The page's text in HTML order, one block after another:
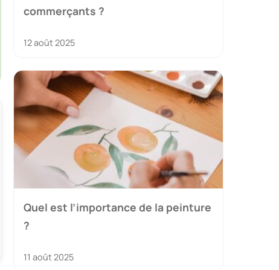
commerçants ?
12 août 2025
Quel est l’importance de la peinture
?
11 août 2025